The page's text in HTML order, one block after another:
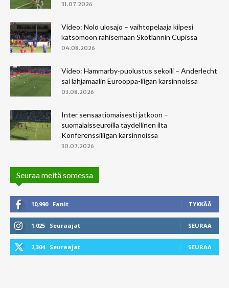
31.07.2026
Video: Nolo ulosajo – vaihtopelaaja kiipesi
katsomoon rähisemään Skotlannin Cupissa
04.08.2026
Video: Hammarby-puolustus sekoili – Anderlecht
sai lahjamaalin Eurooppa-liigan karsinnoissa
03.08.2026
Inter sensaatiomaisesti jatkoon –
suomalaisseuroilla täydellinen ilta
Konferenssiliigan karsinnoissa
30.07.2026
Seuraa meitä somessa
10,990 Fanit TYKKÄÄ
1,025 Seuraajat SEURAA
2,304 Seuraajat SEURAA